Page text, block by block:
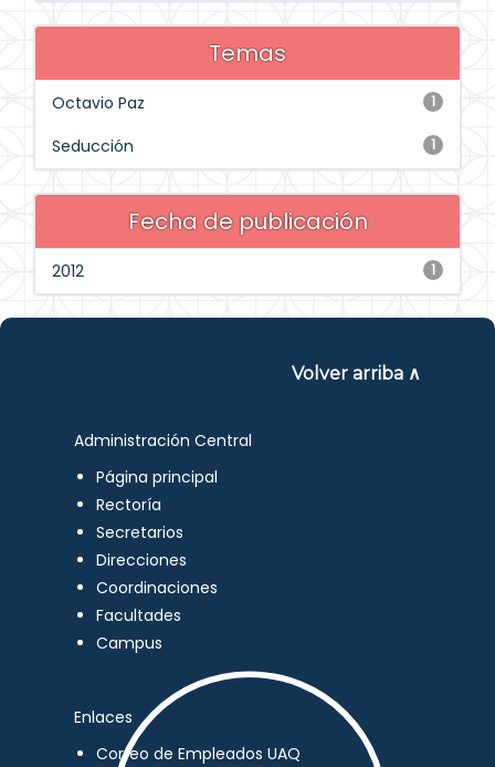
Temas
1
Octavio Paz
1
Seducción
Fecha de publicación
1
2012
Volver arriba ∧
Administración Central
Página principal
Rectoría
Secretarios
Direcciones
Coordinaciones
Facultades
Campus
Enlaces
Correo de Empleados UAQ